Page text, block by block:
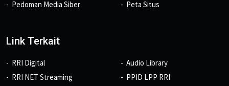
Pedoman Media Siber
Peta Situs
Link Terkait
RRI Digital
RRI NET Streaming
Audio Library
PPID LPP RRI